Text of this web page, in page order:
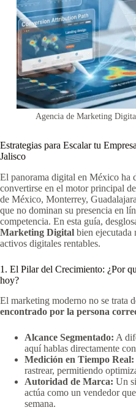
Agencia de Marketing
Estrategias para Escalar tu
Jalisco
El panorama digital en México ha
convertirse en el motor principal
de México, Monterrey,
que no dominan su presencia en
competencia. En esta guía,
Marketing Digital bien ejecutada
activos digitales rentables.
1. El Pilar del Crecimiento: ¿Por
hoy?
El marketing moderno no se trata
encontrado por la persona
Alcance Segmentado: A
aquí hablas directamente
Medición en Tiempo Real:
rastrear, permitiendo
Autoridad de Marca: Un
actúa como un vendedor
semana.